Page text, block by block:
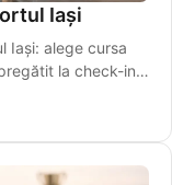
Iași
Iași: alege cursa
la check-in,